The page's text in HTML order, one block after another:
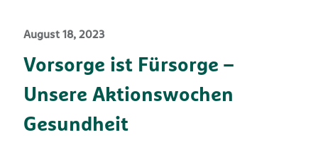
August 18, 2023
Vorsorge ist Fürsorge –
Unsere Aktionswochen
Gesundheit